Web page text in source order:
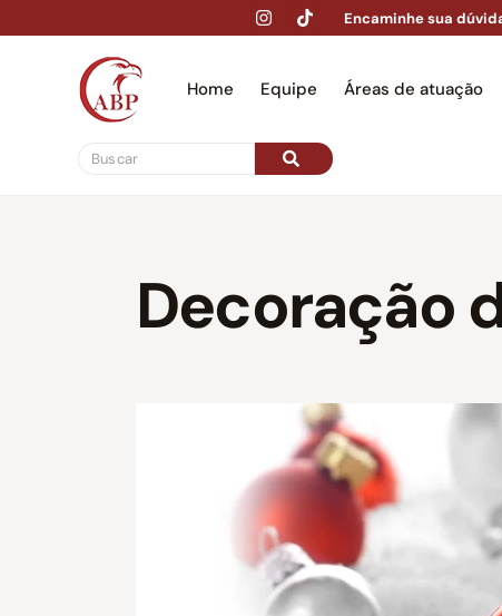
Encaminhe sua
Home Equipe Áreas de atuação
Decoração